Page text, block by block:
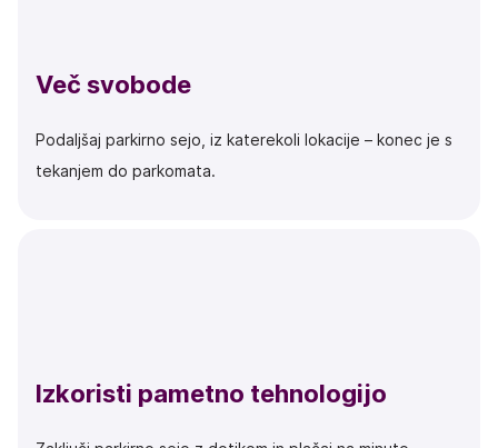
Več svobode
Podaljšaj parkirno sejo, iz katerekoli lokacije – konec je s
tekanjem do parkomata.
Izkoristi pametno tehnologijo